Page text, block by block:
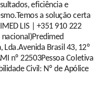
eficiência e
a solução certa
LIS | +351 910 222
Brasil 43, 12º
nº 22503Pessoa Coletiva
Civil: Nº de Apólice